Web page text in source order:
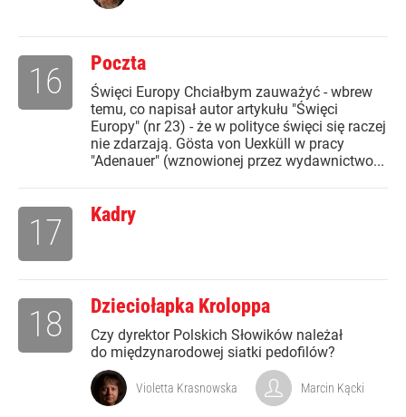
Poczta
Święci Europy Chciałbym zauważyć - wbrew
temu, co napisał autor artykułu "Święci
Europy" (nr 23) - że w polityce święci się raczej
nie zdarzają. Gösta von Uexküll w pracy
"Adenauer" (wznowionej przez wydawnictwo...
16
Kadry
17
Dzieciołapka Kroloppa
Czy dyrektor Polskich Słowików należał
do międzynarodowej siatki pedofilów?
18
Violetta Krasnowska Marcin Kącki